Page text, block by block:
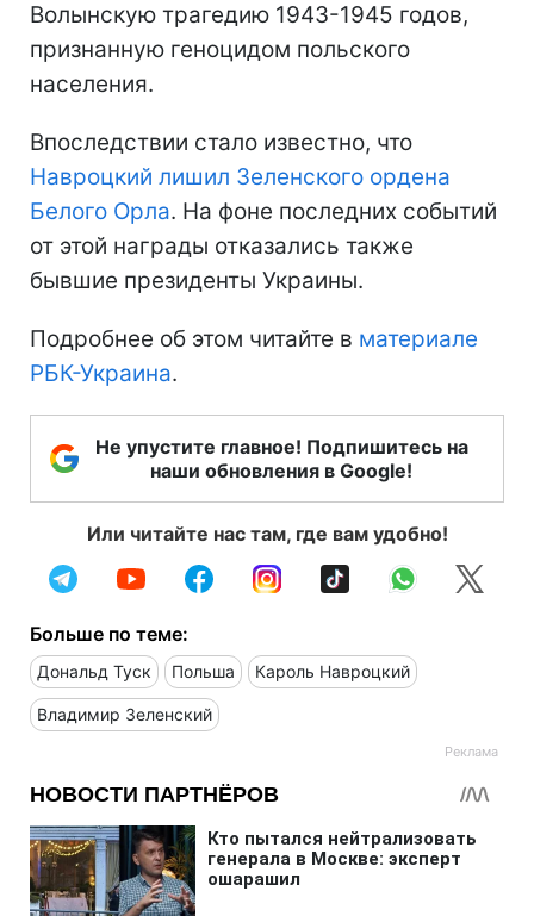
Волынскую трагедию 1943-1945 годов,
признанную геноцидом польского
населения.
Впоследствии стало известно, что
Навроцкий лишил Зеленского ордена
Белого Орла. На фоне последних событий
от этой награды отказались также
бывшие президенты Украины.
Подробнее об этом читайте в материале
РБК-Украина.
Не упустите главное! Подпишитесь на
наши обновления в Google!
Или читайте нас там, где вам удобно!
Больше по теме:
Дональд Туск Польша Кароль Навроцкий
Владимир Зеленский